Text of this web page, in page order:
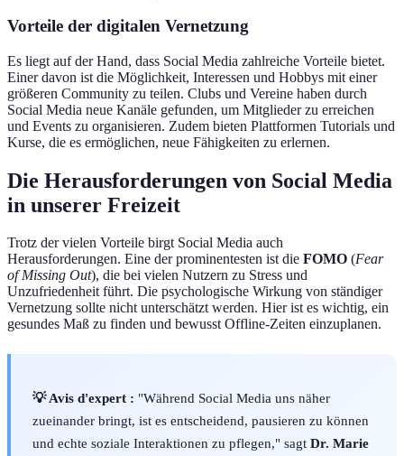
Vorteile der digitalen Vernetzung
Es liegt auf der Hand, dass Social Media zahlreiche Vorteile bietet.
Einer davon ist die Möglichkeit, Interessen und Hobbys mit einer
größeren Community zu teilen. Clubs und Vereine haben durch
Social Media neue Kanäle gefunden, um Mitglieder zu erreichen
und Events zu organisieren. Zudem bieten Plattformen Tutorials und
Kurse, die es ermöglichen, neue Fähigkeiten zu erlernen.
Die Herausforderungen von Social Media
in unserer Freizeit
Trotz der vielen Vorteile birgt Social Media auch
Herausforderungen. Eine der prominentesten ist die FOMO (Fear
of Missing Out), die bei vielen Nutzern zu Stress und
Unzufriedenheit führt. Die psychologische Wirkung von ständiger
Vernetzung sollte nicht unterschätzt werden. Hier ist es wichtig, ein
gesundes Maß zu finden und bewusst Offline-Zeiten einzuplanen.
💡 Avis d'expert : "Während Social Media uns näher
zueinander bringt, ist es entscheidend, pausieren zu können
und echte soziale Interaktionen zu pflegen," sagt Dr. Marie